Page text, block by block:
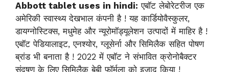
Abbott tablet uses in hindi: एबॉट लेबोरेटरीज एक
अमेरिकी स्वास्थ्य देखभाल कंपनी है ! यह कार्डियोवैस्कुलर,
डायग्नोस्टिक्स, मधुमेह और न्यूरोमॉड्यूलेशन उत्पादों में माहिर है !
एबॉट पेडियालाइट, एनश्योर, ग्लूसेर्ना और सिमिलैक सहित पोषण
ब्रांड भी बनाता है ! 2022 में एबॉट ने संभावित क्रोनोबैक्टर
संदूषण के लिए सिमिलैक बेबी फॉर्मूला को इजाद किया !